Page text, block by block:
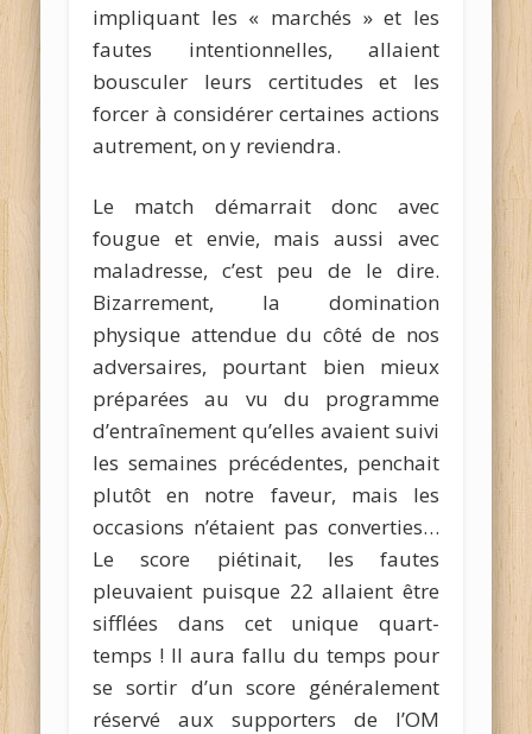
impliquant les « marchés » et les
fautes intentionnelles, allaient
bousculer leurs certitudes et les
forcer à considérer certaines actions
autrement, on y reviendra.
Le match démarrait donc avec
fougue et envie, mais aussi avec
maladresse, c’est peu de le dire.
Bizarrement, la domination
physique attendue du côté de nos
adversaires, pourtant bien mieux
préparées au vu du programme
d’entraînement qu’elles avaient suivi
les semaines précédentes, penchait
plutôt en notre faveur, mais les
occasions n’étaient pas converties…
Le score piétinait, les fautes
pleuvaient puisque 22 allaient être
sifflées dans cet unique quart-
temps ! Il aura fallu du temps pour
se sortir d’un score généralement
réservé aux supporters de l’OM